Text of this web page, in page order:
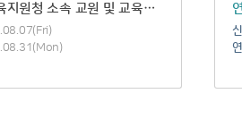
청 소속 교원 및 교육전문직원